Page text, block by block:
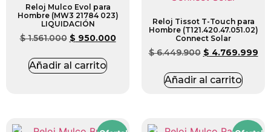
Reloj Mulco Evol para
Hombre (MW3 21784 023)
LIQUIDACIÓN
$1.561.000 $ 950.000
Añadir al carrito
Reloj Tissot T-Touch para
Hombre (T121.420.47.051.02)
Connect Solar
$6.449.900 $ 4.769.999
Añadir al carrito